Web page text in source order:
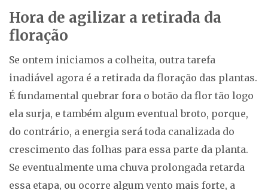
Hora de agilizar a retirada da
floração
Se ontem iniciamos a colheita, outra tarefa
inadiável agora é a retirada da floração das plantas.
É fundamental quebrar fora o botão da flor tão logo
ela surja, e também algum eventual broto, porque,
do contrário, a energia será toda canalizada do
crescimento das folhas para essa parte da planta.
Se eventualmente uma chuva prolongada retarda
essa etapa, ou ocorre algum vento mais forte, a